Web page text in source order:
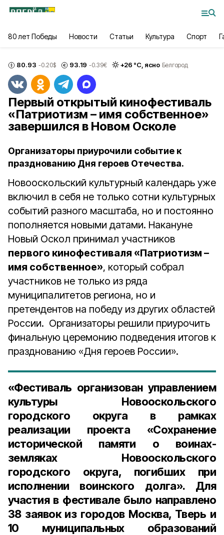
80 лет Победы Новости Статьи Культура Спорт
80.93 -0.20$ 93.19 -0.39€ +26 °С, ясно Белгород
Первый открытый кинофестиваль
«Патриотизм – имя собственное»
завершился в Новом Осколе
Организаторы приурочили событие к
празднованию Дня героев Отечества.
Новооскольский культурный календарь уже
включил в себя не только сотни культурных
событий разного масштаба, но и постоянно
пополняется новыми датами. Накануне
Новый Оскол принимал участников
первого кинофестиваля «Патриотизм –
имя собственное», который собрал
участников не только из ряда
муниципалитетов региона, но и
претендентов на победу из других областей
России. Организаторы решили приурочить
финальную церемонию подведения итогов к
празднованию «Дня героев России».
«Фестиваль организован управлением
культуры Новооскольского
городского округа в рамках
реализации проекта «Сохранение
исторической памяти о воинах-
земляках Новооскольского
городского округа, погибших при
исполнении воинского долга». Для
участия в фестивале было направлено
38 заявок из городов Москва, Тверь и
10 муниципальных образований